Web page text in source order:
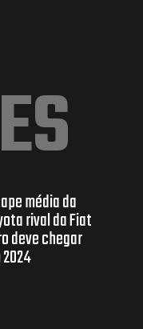
média da
rival da Fiat
deve chegar